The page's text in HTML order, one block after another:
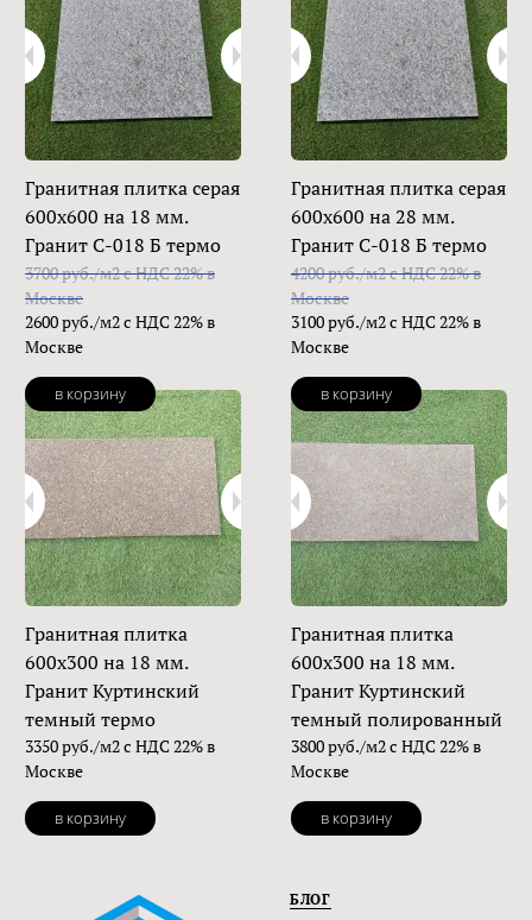
Гранитная плитка серая
600х600 на 18 мм.
Гранит С-018 Б термо
3700 руб./м2 с НДС 22% в
Москве
2600 руб./м2 с НДС 22% в
Москве
в корзину
Гранитная плитка серая
600х600 на 28 мм.
Гранит С-018 Б термо
4200 руб./м2 с НДС 22% в
Москве
3100 руб./м2 с НДС 22% в
Москве
в корзину
Гранитная плитка
600х300 на 18 мм.
Гранит Куртинский
темный термо
3350 руб./м2 с НДС 22% в
Москве
в корзину
Гранитная плитка
600х300 на 18 мм.
Гранит Куртинский
темный полированный
3800 руб./м2 с НДС 22% в
Москве
в корзину
БЛОГ